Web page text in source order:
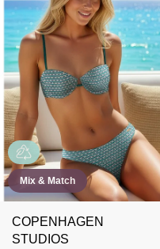
Mix & Match
COPENHAGEN
STUDIOS